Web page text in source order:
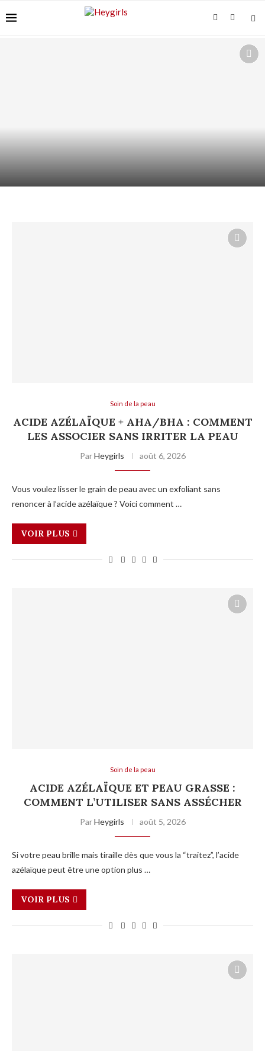
Soin de la peau
ACIDE AZÉLAÏQUE + AHA/BHA : COMMENT
LES ASSOCIER SANS IRRITER LA PEAU
ParHeygirls août 6, 2026
Vous voulez lisser le grain de peau avec un exfoliant sans
renoncer à l’acide azélaïque ? Voici comment …
VOIR PLUS
Soin de la peau
ACIDE AZÉLAÏQUE ET PEAU GRASSE :
COMMENT L’UTILISER SANS ASSÉCHER
ParHeygirls août 5, 2026
Si votre peau brille mais tiraille dès que vous la “traitez”, l’acide
azélaïque peut être une option plus …
VOIR PLUS